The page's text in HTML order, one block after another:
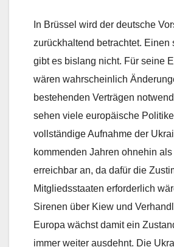
In Brüssel wird der deutsche
zurückhaltend betrachtet. Einen
gibt es bislang nicht. Für seine
wären wahrscheinlich
bestehenden Verträgen
sehen viele europäische
vollständige Aufnahme der
kommenden Jahren ohnehin
erreichbar an, da dafür die
Mitgliedsstaaten erforderlich
Sirenen über Kiew und
Europa wächst damit ein
immer weiter ausdehnt. Die